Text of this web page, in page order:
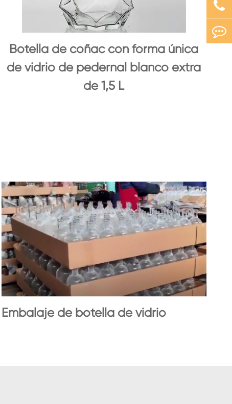
Botella de coñac con forma única
de vidrio de pedernal blanco extra
de 1,5 L
Embalaje de botella de vidrio